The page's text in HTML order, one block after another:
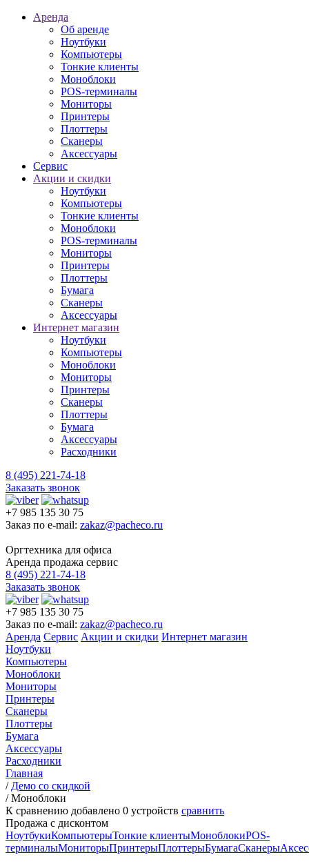
Аренда
Об аренде
Ноутбуки
Компьютеры
Тонкие клиенты
Моноблоки
POS-терминалы
Мониторы
Принтеры
Плоттеры
Сканеры
Аксессуары
Сервис
Акции и скидки
Ноутбуки
Компьютеры
Тонкие клиенты
Моноблоки
POS-терминалы
Мониторы
Принтеры
Плоттеры
Бумага
Сканеры
Аксессуары
Интернет магазин
Ноутбуки
Компьютеры
Моноблоки
Мониторы
Принтеры
Сканеры
Плоттеры
Бумага
Аксессуары
Расходники
8 (495) 221-74-18
Заказать звонок
+7 985 135 30 75
Заказ по e-mail: zakaz@pacheco.ru
Оргтехника для офиса
Аренда продажа сервис
8 (495) 221-74-18
Заказать звонок
+7 985 135 30 75
Заказ по e-mail: zakaz@pacheco.ru
Аренда Сервис Акции и скидки Интернет магазин
Ноутбуки
Компьютеры
Моноблоки
Мониторы
Принтеры
Сканеры
Плоттеры
Бумага
Аксессуары
Расходники
Главная
/ Демо со скидкой
/Моноблоки
К сравнению добавлено 0 устройств сравнить
Продажа с дисконтом
НоутбукиКомпьютерыТонкие клиентыМоноблокиPOS-
терминалыМониторыПринтерыПлоттерыБумагаСканеры